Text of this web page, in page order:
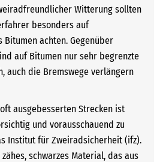
Witterung sollten
besonders auf
Bitumen achten. Gegenüber
auf Bitumen nur sehr begrenzte
auch die Bremswege verlängern
ausgebesserten Strecken ist
und vorausschauend zu
Institut für Zweiradsicherheit (ifz).
schwarzes Material, das aus